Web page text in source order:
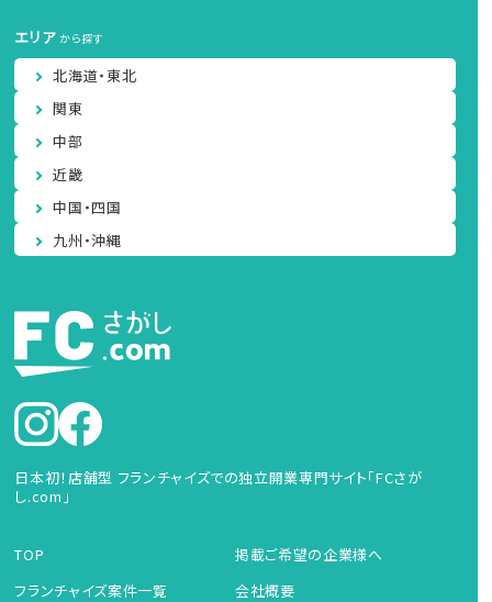
エリアから探す
北海道・東北
関東
中部
近畿
中国・四国
九州・沖縄
日本初！店舗型 フランチャイズでの独立開業専門サイト「FCさが
し.com」
TOP
フランチャイズ案件一覧
掲載ご希望の企業様へ
会社概要